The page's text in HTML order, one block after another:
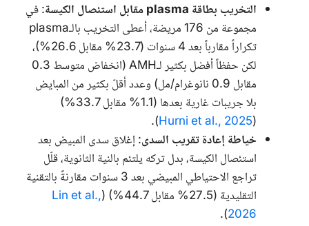
التخريب بطاقة plasmaمقابل استئصال الكيسة: في
مجموعة من 176 مريضة، أعطى التخريب بالـ
plasma
تكراراً مقارباً بعد 4 سنوات (23.7% مقابل 26.6%)،
لكن حفظاً أفضل بكثير لـAMH
(انخفاض متوسط 0.3
مقابل 0.9 نانوغرام/مل) وعدد أقلّ بكثير من المبايض
بلا جريبات غارية بعدها (1.1% مقابل 33.7%)
(
Hurni et al., 2025
).
خياطة إعادة تقريب السدى: إغلاق سدى المبيض بعد
استئصال الكيسة، بدل تركه يلتئم بالنية الثانوية، قلّل
تراجع الاحتياطي المبيضي بعد 3 سنوات مقارنةً بالتقنية
التقليدية (27.5% مقابل 44.7%) (
Lin et al.,
2026
).